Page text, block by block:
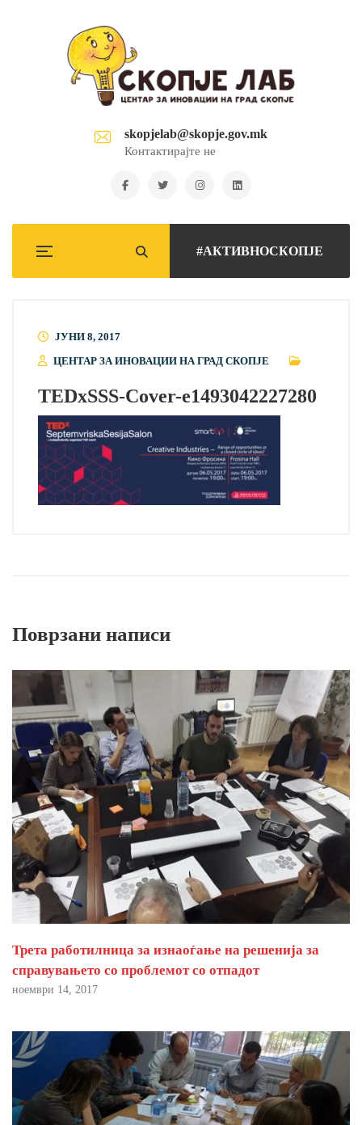
skopjelab@skopje.gov.mk
Контактирајте не
#АКТИВНОСКОПЈЕ
ЈУНИ 8, 2017
ЦЕНТАР ЗА ИНОВАЦИИ НА ГРАД СКОПЈЕ
TEDxSSS-Cover-e1493042227280
Поврзани написи
Трета работилница за изнаоѓање на решенија за
справувањето со проблемот со отпадот
ноември 14, 2017